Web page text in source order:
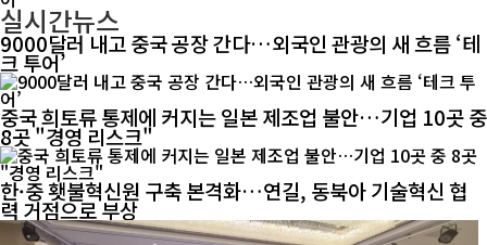
실시간뉴스
9000달러 내고 중국 공장 간다…외국인 관광의 새 흐름 ‘테
크 투어’
중국 희토류 통제에 커지는 일본 제조업 불안…기업 10곳 중
8곳 "경영 리스크"
한·중 횃불혁신원 구축 본격화…연길, 동북아 기술혁신 협
력 거점으로 부상